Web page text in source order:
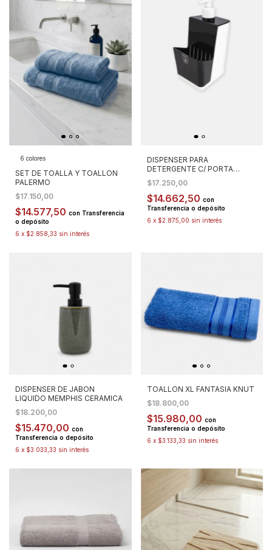
6 colores
SET DE TOALLA Y TOALLON
PALERMO
$17.150,00
$14.577,50 con Transferencia
o depósito
6 x $2.858,33 sin interés
DISPENSER PARA
DETERGENTE C/ PORTA
ESPONJA CRIPPA
$17.250,00
$14.662,50 con
Transferencia o depósito
6 x $2.875,00 sin interés
DISPENSER DE JABON
LIQUIDO MEMPHIS CERAMICA
$18.200,00
$15.470,00 con
Transferencia o depósito
6 x $3.033,33 sin interés
TOALLON XL FANTASIA KNUT
$18.800,00
$15.980,00 con
Transferencia o depósito
6 x $3.133,33 sin interés